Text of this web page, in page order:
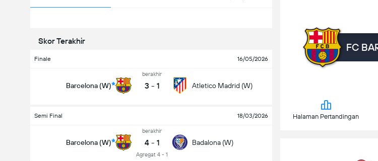
Skor Terakhir
Finale 16/05/2026
Barcelona (W)
berakhir
3 - 1 Atletico Madrid (W)
Semi Final 18/03/2026
Barcelona (W)
berakhir
4 - 1
Agregat 4 - 1
Badalona (W)
FC
Halaman Pertandingan